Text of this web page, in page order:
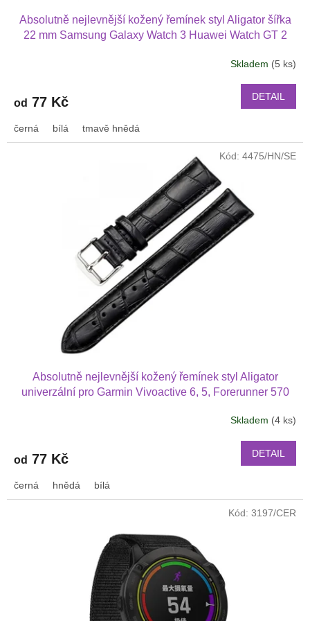
Absolutně nejlevnější kožený řemínek styl Aligator šířka
22 mm Samsung Galaxy Watch 3 Huawei Watch GT 2
Skladem (5 ks)
od 77 Kč DETAIL
černá bílá tmavě hnědá
Absolutně nejlevnější kožený řemínek styl Aligator
univerzální pro Garmin Vivoactive 6, 5, Forerunner 570
Skladem (4 ks)
od 77 Kč DETAIL
černá hnědá bílá
Kód: 4475/HN/SE
Kód: 3197/CER